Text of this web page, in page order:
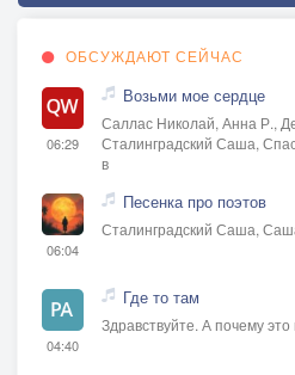
ОБСУЖДАЮТ СЕЙЧАС
06:29
Возьми мое сердце
Саллас Николай, Анна Р.,
Сталинградский Саша,
в
06:04
Песенка про поэтов
Сталинградский Саша,
04:40
Где то там
Здравствуйте. А почему